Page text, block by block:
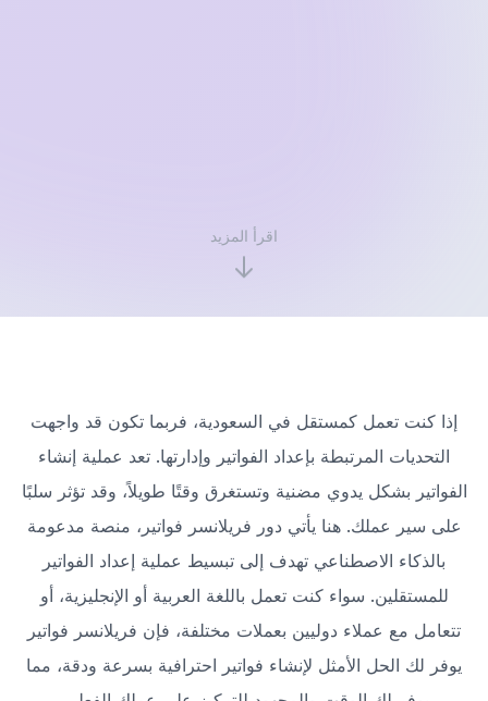
اقرأ المزيد
إذا كنت تعمل كمستقل في السعودية، فربما تكون قد واجهت
التحديات المرتبطة بإعداد الفواتير وإدارتها. تعد عملية إنشاء
الفواتير بشكل يدوي مضنية وتستغرق وقتًا طويلاً، وقد تؤثر سلبًا
على سير عملك. هنا يأتي دور فريلانسر فواتير، منصة مدعومة
بالذكاء الاصطناعي تهدف إلى تبسيط عملية إعداد الفواتير
للمستقلين. سواء كنت تعمل باللغة العربية أو الإنجليزية، أو
تتعامل مع عملاء دوليين بعملات مختلفة، فإن فريلانسر فواتير
يوفر لك الحل الأمثل لإنشاء فواتير احترافية بسرعة ودقة، مما